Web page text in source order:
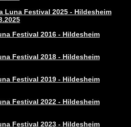
Luna Festival 2025 - Hildesheim
Festival 2016 - Hildesheim
Festival 2018 - Hildesheim
Festival 2019 - Hildesheim
Festival 2022 - Hildesheim
Festival 2023 - Hildesheim